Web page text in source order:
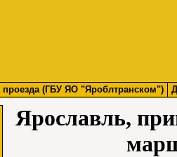
проезда (ГБУ ЯО "Яроблтранском")
Ярославль,